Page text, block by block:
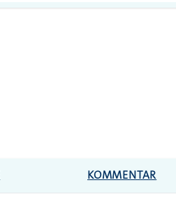
KOMMENTAR